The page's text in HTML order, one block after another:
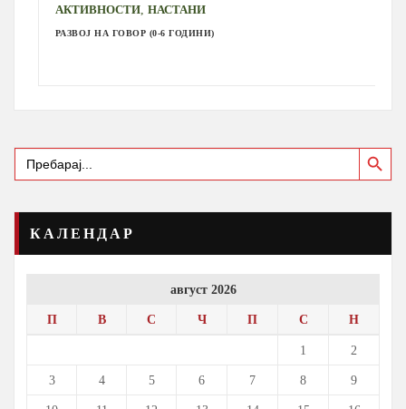
АКТИВНОСТИ,НАСТАНИ
РАЗВОЈ НА ГОВОР (0-6 ГОДИНИ)
Search
for:
Search Button
КАЛЕНДАР
август 2026
П В С Ч П С Н
1 2
3 4 5 6 7 8 9